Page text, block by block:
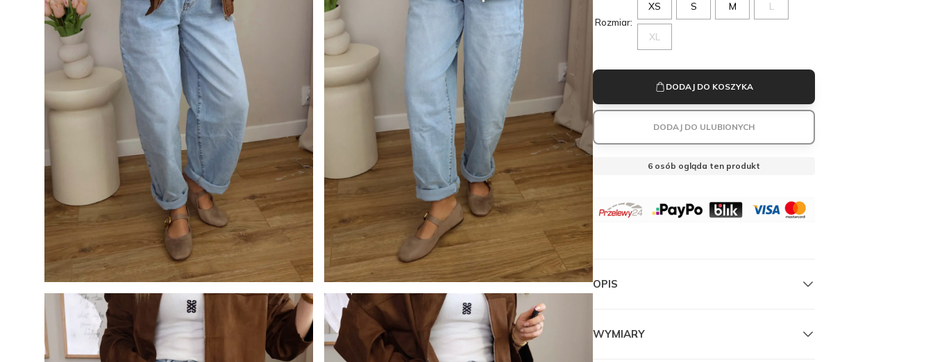
Rozmiar:
XS S M L
XL
DODAJ DO KOSZYKA
DODAJ DO ULUBIONYCH
6osób ogląda ten produkt
OPIS
WYMIARY